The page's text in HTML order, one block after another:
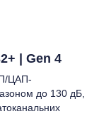
| Gen 4
ЦАП-
до 130 дБ,